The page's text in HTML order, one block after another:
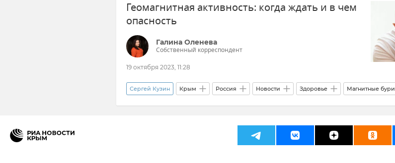
Геомагнитная активность: когда ждать и в чем
опасность
Галина Оленева
Собственный корреспондент
19 октября 2023, 11:28
Сергей Кузин Крым Россия Новости Здоровье Магнитные бури
Общество Эксклюзивы РИА Новости Крым